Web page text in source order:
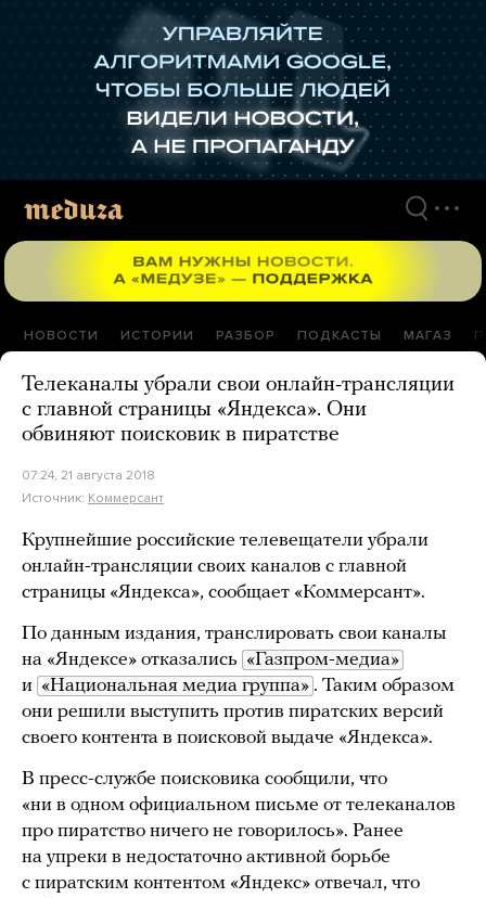
НОВОСТИ ИСТОРИИ РАЗБОР ПОДКАСТЫ МАГАЗ
Телеканалы убрали свои онлайн-трансляции
с главной страницы «Яндекса». Они
обвиняют поисковик в пиратстве
07:24, 21 августа 2018
Источник: Коммерсант
Крупнейшие российские телевещатели убрали
онлайн-трансляции своих каналов с главной
страницы «Яндекса», сообщает «Коммерсант».
По данным издания, транслировать свои каналы
на «Яндексе» отказались «Газпром-медиа»
и «Национальная медиа группа» . Таким образом
они решили выступить против пиратских версий
своего контента в поисковой выдаче «Яндекса».
В пресс-службе поисковика сообщили, что
«ни в одном официальном письме от телеканалов
про пиратство ничего не говорилось». Ранее
на упреки в недостаточно активной борьбе
с пиратским контентом «Яндекс» отвечал, что